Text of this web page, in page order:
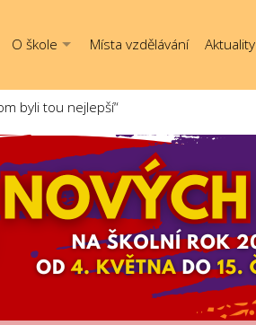
O škole Místa vzdělávání Aktuality
byli tou nejlepší“